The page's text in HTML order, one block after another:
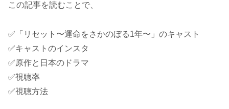
この記事を読むことで、
✅「リセット〜運命をさかのぼる1年〜」のキャスト
✅キャストのインスタ
✅原作と日本のドラマ
✅視聴率
✅視聴方法